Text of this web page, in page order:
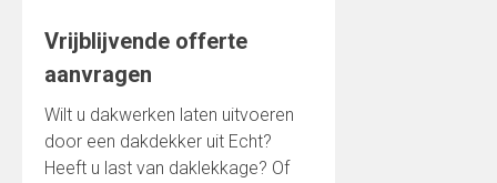
Vrijblijvende offerte
aanvragen
Wilt u dakwerken laten uitvoeren
door een dakdekker uit Echt?
Heeft u last van daklekkage? Of